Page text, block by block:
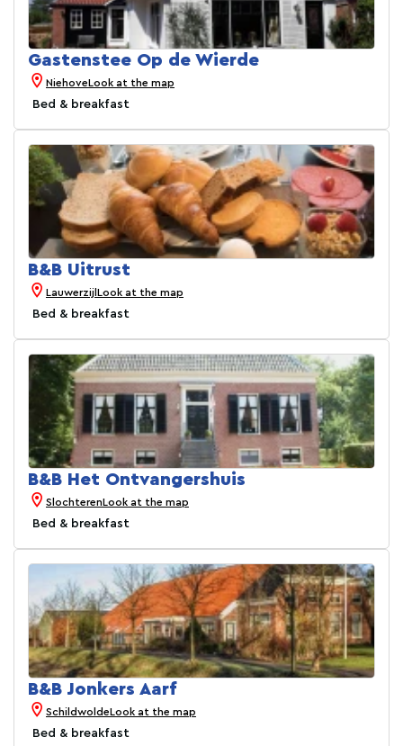
Gastenstee Op de Wierde
NiehoveLook at the map
Bed & breakfast
B&B Uitrust
Lauwerzijl Look at the map
Bed & breakfast
B&B Het Ontvangershuis
SlochterenLook at the map
Bed & breakfast
B&B Jonkers Aarf
SchildwoldeLook at the map
Bed & breakfast